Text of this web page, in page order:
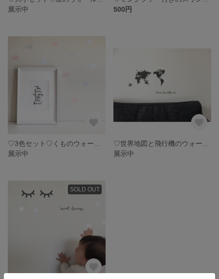
展示中
500円
展示中
展示中
SOLD OUT